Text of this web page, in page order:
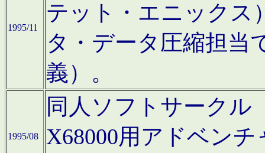
1995/11
テット・エニックス
タ・データ圧縮担当
義）。
1995/08
同人ソフトサークル
X68000用アドベン